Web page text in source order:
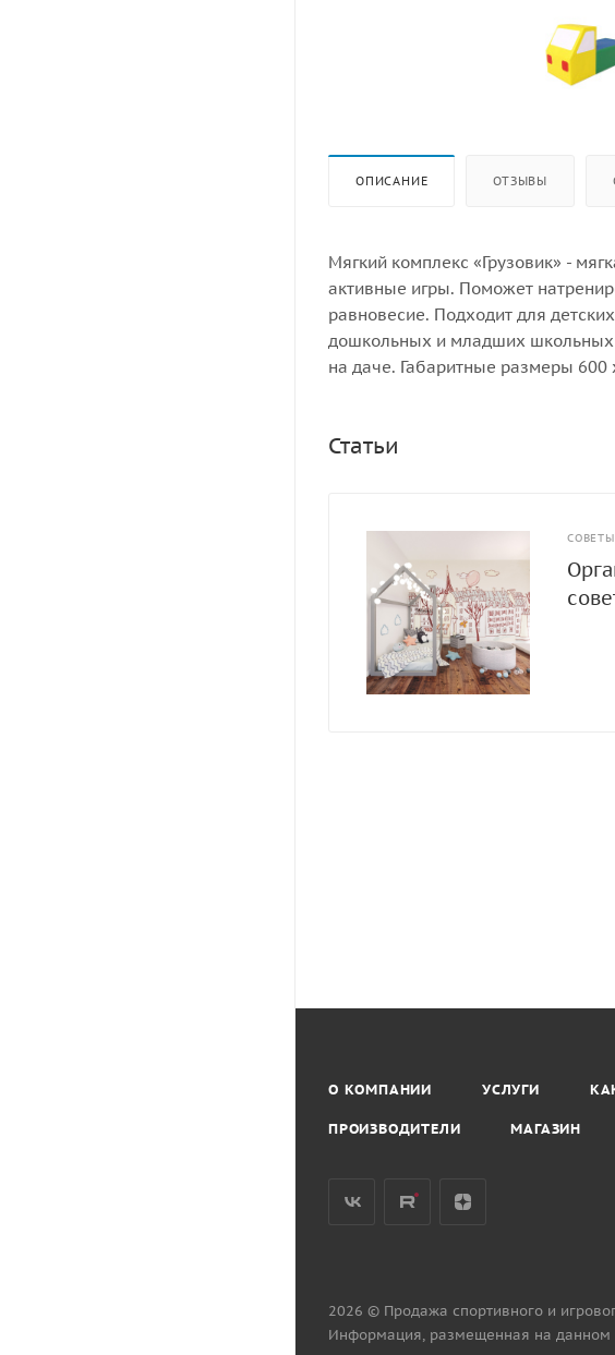
ОПИСАНИЕ ОТЗЫВЫ
Мягкий комплекс «Грузовик» -
активные игры. Поможет
равновесие. Подходит для
дошкольных и младших школьных
на даче. Габаритные размеры 600
Статьи
О КОМПАНИИ УСЛУГИ
ПРОИЗВОДИТЕЛИ МАГАЗИН
2026 © Продажа спортивного и
Информация, размещенная на данном